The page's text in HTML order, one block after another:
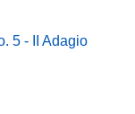
5 - II Adagiommusic